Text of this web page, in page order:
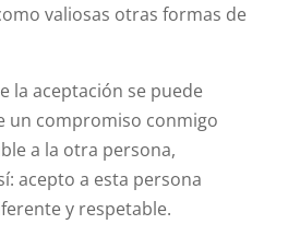
valiosas otras formas de
la aceptación se puede
un compromiso conmigo
a la otra persona,
acepto a esta persona
y respetable.